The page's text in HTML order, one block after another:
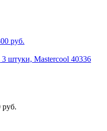
руб.
штуки, Mastercool 40336
руб.